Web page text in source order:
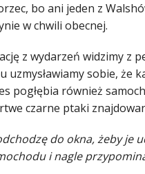
bo ani jeden z
w chwili obecnej.
z wydarzeń widzimy z
uzmysławiamy sobie, że
pogłębia również
czarne ptaki
do okna, żeby je
i nagle